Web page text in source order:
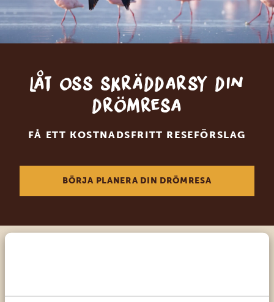
Låt oss skräddarsy din
drömresa
FÅ ETT KOSTNADSFRITT RESEFÖRSLAG
BÖRJA PLANERA DIN DRÖMRESA
VÅRA SPECIALISTER FINNS HÄR FÖR ATT